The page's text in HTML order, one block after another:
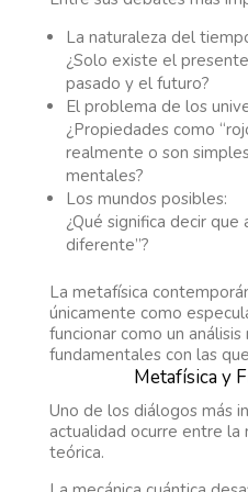
La naturaleza del
¿Solo existe el
pasado y el futuro?
El problema de los
¿Propiedades como
realmente o son
mentales?
Los mundos posibles:
¿Qué significa decir
diferente”?
La metafísica
únicamente como
funcionar como un
fundamentales con las
Metafísica y
Uno de los diálogos más
actualidad ocurre entre la
teórica.